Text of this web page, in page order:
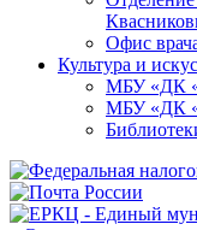
Офис
Культура и
МБУ «ДК
МБУ «ДК